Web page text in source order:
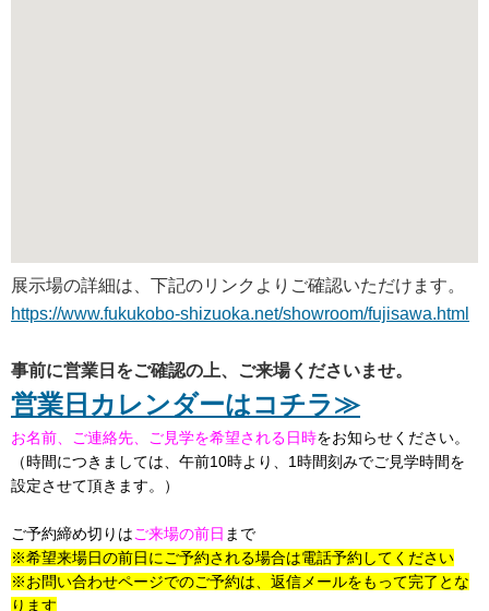
展示場の詳細は、下記のリンクよりご確認いただけます。
https://www.fukukobo-shizuoka.net/showroom/fujisawa.html
事前に営業日をご確認の上、ご来場くださいませ。
営業日カレンダーはコチラ≫
お名前、ご連絡先、ご見学を希望される日時をお知らせください。
（時間につきましては、午前10時より、 1時間刻みでご見学時間を
設定させて頂きます。）
ご予約締め切りはご来場の前日 まで
※希望来場日の前日にご予約される場合は電話予約してください
※お問い合わせページでのご予約は、返信メールをもって完了とな
ります